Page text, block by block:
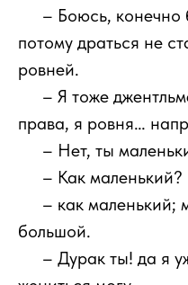
– Боюсь, конечно
потому драться не
ровней.
– Я тоже
права, я ровня…
– Нет, ты
– Как маленький?
– как маленький;
большой.
– Дурак ты! да я